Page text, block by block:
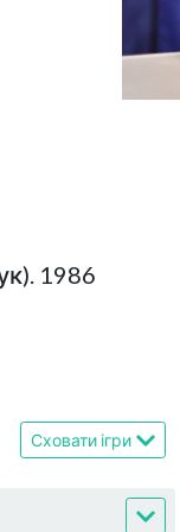
1986
Сховати ігри